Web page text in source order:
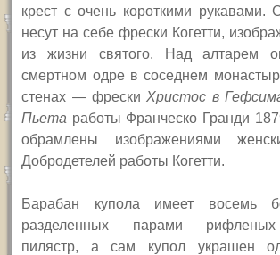
крест с очень короткими рукавами.
несут на себе фрески Когетти,
из жизни святого. Над алтарем
смертном одре в соседнем
стенах — фрескиХристос в
Пьета работы Франческо Гранди
обрамлены изображениями
Добродетелей работы Когетти.
Барабан купола имеет восемь
разделенных парами
пилястр, а сам купол украшен